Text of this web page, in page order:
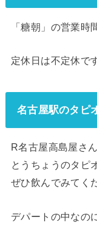
「糖朝」の営業
定休日は不定休で
名古屋駅のタピ
R名古屋高島屋さ
とうちょうのタピ
ぜひ飲んでみてく
デパートの中なの